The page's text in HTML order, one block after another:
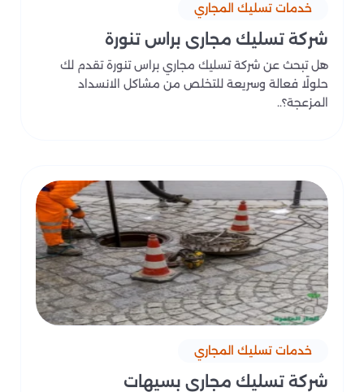
خدمات تسليك المجاري
شركة تسليك مجاري براس تنورة
هل تبحث عن شركة تسليك مجاري براس تنورة تقدم لك
حلولًا فعالة وسريعة للتخلص من مشاكل الانسداد
المزعجة؟..
خدمات تسليك المجاري
شركة تسليك مجاري بسيهات